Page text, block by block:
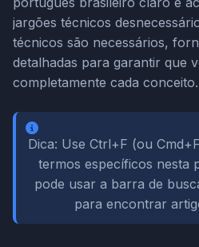
jargões técnicos
técnicos são necessários,
detalhadas para garantir que
completamente cada conceito.
Dica: Use Ctrl+F (ou
termos específicos nesta
pode usar a barra de
para encontrar